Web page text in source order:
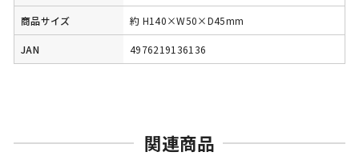
商品サイズ 約 H140×W50×D45mm
JAN 4976219136136
関連商品